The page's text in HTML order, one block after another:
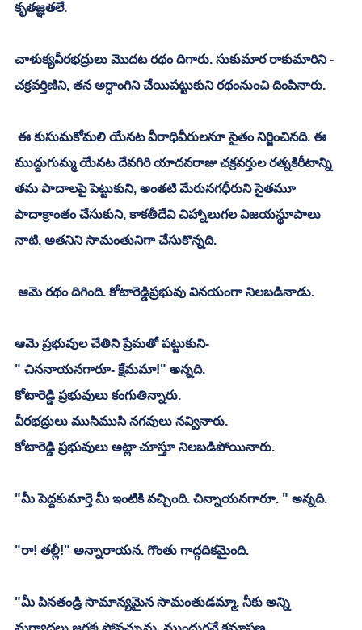
కృతజ్ఞతలే.
చాళుక్యవీరభద్రులు మొదట రథం దిగారు. సుకుమార రాకుమారిని -
చక్రవర్తిణిని, తన అర్ధాంగిని చేయిపట్టుకుని రథంనుంచి దింపినారు.
ముద్దుగుమ్మ యేనట దేవగిరి యాదవరాజు చక్రవర్తుల రత్నకిరీటాన్ని
తమ పాదాలపై పెట్టుకుని, అంతటి మేరునగధీరుని సైతమూ
పాదాక్రాంతం చేసుకుని, కాకతీదేవి చిహ్నాలుగల విజయస్థూపాలు
నాటి, అతనిని సామంతునిగా చేసుకొన్నది.
ఆమె రథం దిగింది. కోటారెడ్డిప్రభువు వినయంగా నిలబడినాడు.
ఆమె ప్రభువుల చేతిని ప్రేమతో పట్టుకుని-
" చిననాయనగారూ- క్షేమమా!" అన్నది.
కోటారెడ్డి ప్రభువులు కంగుతిన్నారు.
వీరభద్రులు ముసిముసి నగవులు నవ్వినారు.
కోటారెడ్డి ప్రభువులు అట్లా చూస్తూ నిలబడిపోయినారు.
"మీ పెద్దకుమార్తె మీ ఇంటికి వచ్చింది. చిన్నాయనగారూ. " అన్నది.
"రా! తల్లీ!" అన్నారాయన. గొంతు గాద్గదికమైంది.
"మీ పినతండ్రి సామాన్యమైన సామంతుడమ్మా. నీకు అన్ని